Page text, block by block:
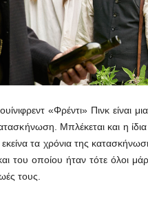
«Φρέντι» Πινκ είναι
Μπλέκεται και η
τα χρόνια της
του οποίου ήταν τότε όλοι
τους.